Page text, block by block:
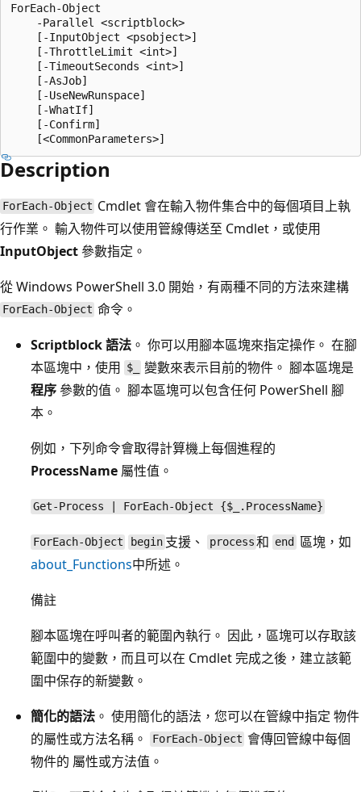
ForEach-Object
    -Parallel <scriptblock>
    [-InputObject <psobject>]
    [-ThrottleLimit <int>]
    [-TimeoutSeconds <int>]
    [-AsJob]
    [-UseNewRunspace]
    [-WhatIf]
    [-Confirm]
Description
ForEach-Object Cmdlet 會在輸入物件集合中的每個項目上執
行作業。 輸入物件可以使用管線傳送至 Cmdlet，或使用
InputObject參數指定。
從 Windows PowerShell 3.0 開始，有兩種不同的方法來建構
ForEach-Object 命令。
Scriptblock 語法 。 你可以用腳本區塊來指定操作。 在腳
本區塊中，使用 $_
變數來表示目前的物件。 腳本區塊是
程序參數的值。 腳本區塊可以包含任何 PowerShell 腳
本。
例如，下列命令會取得計算機上每個進程的
ProcessName 屬性值。
Get-Process | ForEach-Object {$_.ProcessName}
ForEach-Object begin支援、 process 和 end 區塊，如
about_Functions中所述。
備註
腳本區塊在呼叫者的範圍內執行。 因此，區塊可以存取該
範圍中的變數，而且可以在 Cmdlet 完成之後，建立該範
圍中保存的新變數。
簡化的語法 。 使用簡化的語法，您可以在管線中指定 物件
的屬性或方法名稱。
ForEach-Object 會傳回管線中每個
物件的 屬性或方法值。